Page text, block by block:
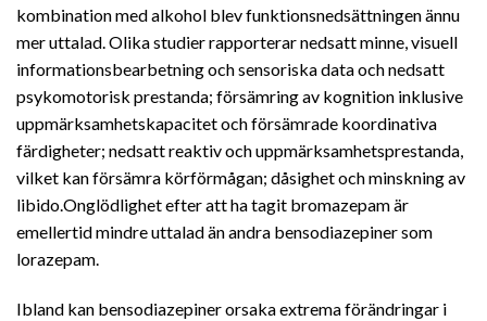
kombination med alkohol blev funktionsnedsättningen ännu
mer uttalad. Olika studier rapporterar nedsatt minne, visuell
informationsbearbetning och sensoriska data och nedsatt
psykomotorisk prestanda; försämring av kognition inklusive
uppmärksamhetskapacitet och försämrade koordinativa
färdigheter; nedsatt reaktiv och uppmärksamhetsprestanda,
vilket kan försämra körförmågan; dåsighet och minskning av
libido.Onglödlighet efter att ha tagit bromazepam är
emellertid mindre uttalad än andra bensodiazepiner som
lorazepam.
Ibland kan bensodiazepiner orsaka extrema förändringar i